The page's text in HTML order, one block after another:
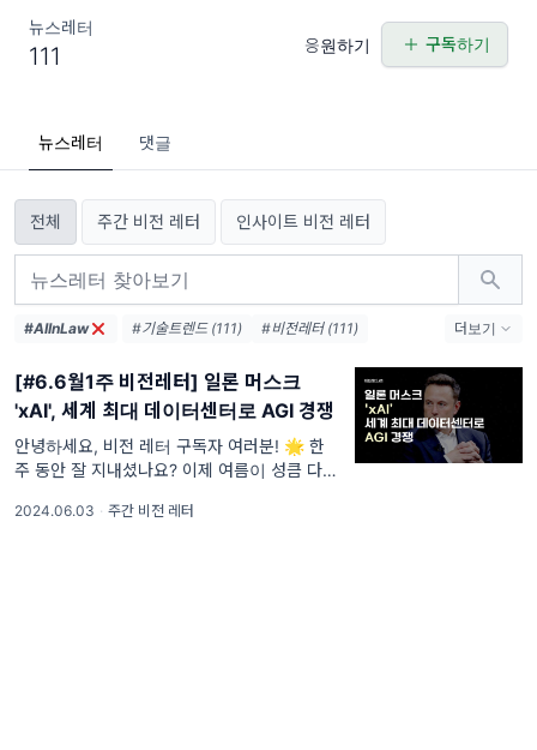
뉴스레터
111 응원하기 구독하기
뉴스레터 댓글
전체 주간 비전 레터 인사이트 비전 레터
#AIInLaw #기술트렌드 (111)
#비전레터 (111)
#오픈AI (74)
#AI생태계 (38)
#엔비디아 (36)
#메타 (36)
#AI에이전트 (33)
#AI혁신 (33)
#AI인프라 (32)
#데이터센터 (31)
#디지털전환 (31)
더보기
[#6.6월1주 비전레터] 일론 머스크
'xAI', 세계 최대 데이터센터로 AGI 경쟁
안녕하세요, 비전 레터 구독자 여러분! 🌟 한
주 동안 잘 지내셨나요? 이제 여름이 성큼 다가
IT 기술과 인공지능 소식을 빠짐없이 전
2024.06.03 · 주간 비전 레터